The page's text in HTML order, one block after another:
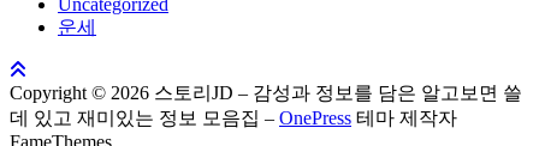
Uncategorized
운세
Copyright © 2026 스토리JD – 감성과 정보를 담은 알고보면 쓸
데 있고 재미있는 정보 모음집 – OnePress 테마 제작자
FameThemes